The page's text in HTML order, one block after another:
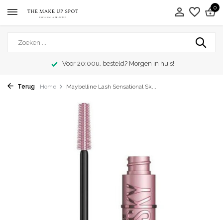
0
Voor 20:00u. besteld? Morgen in huis!
Terug Home Maybelline Lash Sensational Sk...